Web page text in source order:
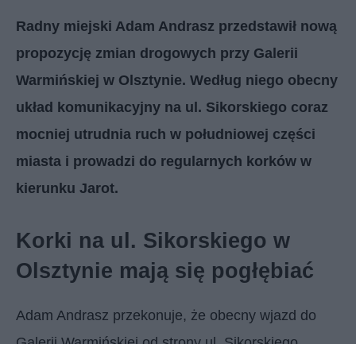
Radny miejski Adam Andrasz przedstawił nową
propozycję zmian drogowych przy Galerii
Warmińskiej w Olsztynie. Według niego obecny
układ komunikacyjny na ul. Sikorskiego coraz
mocniej utrudnia ruch w południowej części
miasta i prowadzi do regularnych korków w
kierunku Jarot.
Korki na ul. Sikorskiego w
Olsztynie mają się pogłębiać
Adam Andrasz przekonuje, że obecny wjazd do